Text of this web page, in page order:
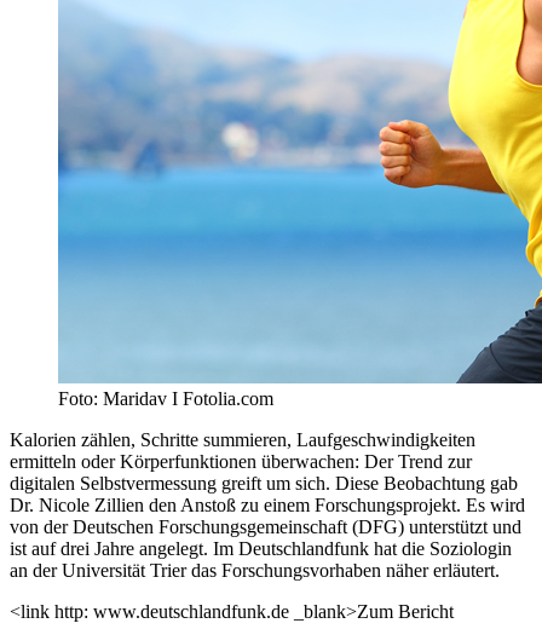
Foto: Maridav I Fotolia.com
Kalorien zählen, Schritte summieren, Laufgeschwindigkeiten
ermitteln oder Körperfunktionen überwachen: Der Trend zur
digitalen Selbstvermessung greift um sich. Diese Beobachtung gab
Dr. Nicole Zillien den Anstoß zu einem Forschungsprojekt. Es wird
von der Deutschen Forschungsgemeinschaft (DFG) unterstützt und
ist auf drei Jahre angelegt. Im Deutschlandfunk hat die Soziologin
an der Universität Trier das Forschungsvorhaben näher erläutert.
<link http: www.deutschlandfunk.de _blank>Zum Bericht